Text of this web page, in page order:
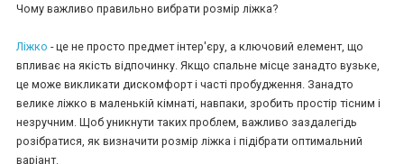
Чому важливо правильно вибрати розмір ліжка?
Ліжко - це не просто предмет інтер'єру, а ключовий елемент, що
впливає на якість відпочинку. Якщо спальне місце занадто вузьке,
це може викликати дискомфорт і часті пробудження. Занадто
велике ліжко в маленькій кімнаті, навпаки, зробить простір тісним і
незручним. Щоб уникнути таких проблем, важливо заздалегідь
розібратися, як визначити розмір ліжка і підібрати оптимальний
варіант.